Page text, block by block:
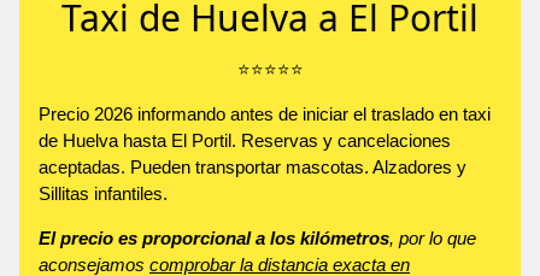
Taxi de Huelva a El Portil
⭐️⭐️⭐️⭐️⭐️
Precio 2026 informando antes de iniciar el traslado en taxi
de Huelva hasta El Portil. Reservas y cancelaciones
aceptadas. Pueden transportar mascotas. Alzadores y
Sillitas infantiles.
El precio es proporcional a los kilómetros, por lo que
aconsejamos comprobar la distancia exacta en